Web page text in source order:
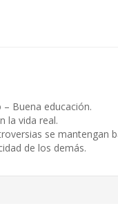
Buena educación.
la vida real.
se mantengan
de los demás.